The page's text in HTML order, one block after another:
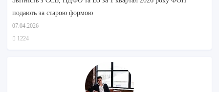
подають за старою формою
07.04.2026
1224